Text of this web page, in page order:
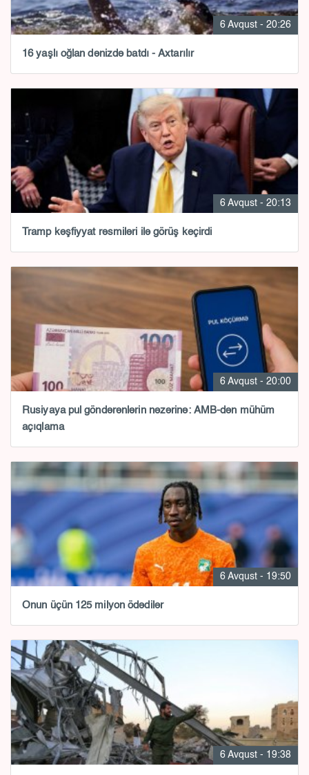
6 Avqust - 20:26
16 yaşlı oğlan dənizdə batdı - Axtarılır
6 Avqust - 20:13
Tramp kəşfiyyat rəsmiləri ilə görüş keçirdi
6 Avqust - 20:00
Rusiyaya pul göndərənlərin nəzərinə: AMB-dən mühüm
açıqlama
6 Avqust - 19:50
Onun üçün 125 milyon ödədilər
6 Avqust - 19:38